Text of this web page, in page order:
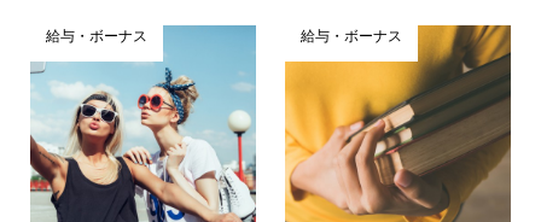
給与・ボーナス 給与・ボーナス